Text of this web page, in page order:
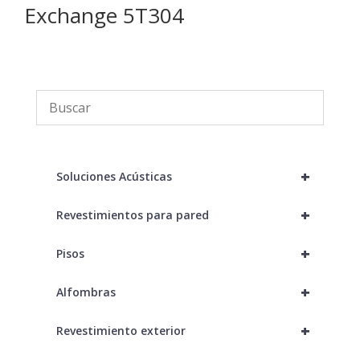
Exchange 5T304
+
Soluciones Acústicas
+
Revestimientos para pared
+
Pisos
+
Alfombras
+
Revestimiento exterior